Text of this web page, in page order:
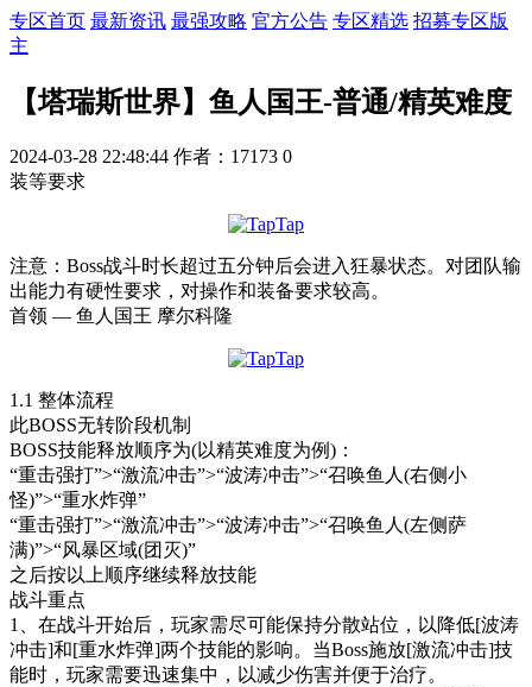
专区首页 最新资讯 最强攻略 官方公告 专区精选 招募专区版
主
【塔瑞斯世界】鱼人国王-普通/精英难度
2024-03-28 22:48:44 作者：17173 0
装等要求
注意：Boss战斗时长超过五分钟后会进入狂暴状态。对团队输
出能力有硬性要求，对操作和装备要求较高。
首领 — 鱼人国王 摩尔科隆
1.1 整体流程
此BOSS无转阶段机制
BOSS技能释放顺序为(以精英难度为例)：
“重击强打”>“激流冲击”>“波涛冲击”>“召唤鱼人(右侧小
怪)”>“重水炸弹”
“重击强打”>“激流冲击”>“波涛冲击”>“召唤鱼人(左侧萨
满)”>“风暴区域(团灭)”
之后按以上顺序继续释放技能
战斗重点
1、在战斗开始后，玩家需尽可能保持分散站位，以降低[波涛
冲击]和[重水炸弹]两个技能的影响。当Boss施放[激流冲击]技
能时，玩家需要迅速集中，以减少伤害并便于治疗。